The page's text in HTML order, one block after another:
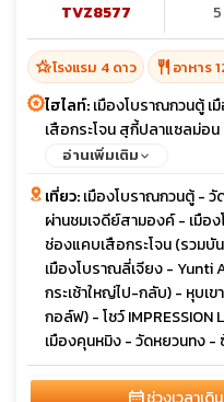
TVZ8577
hotel_classโรงแรม 4 ดาว restaurant อาหาร
ไฮไลท์:เมืองโบราณกวนตู้
เสือกระโจน สุกี้ปลาแซลม่อน
อ่านเพิ่มเติม
เที่ยว:เมืองโบราณกวนตู้ - วั
ผ่านชมเจดีย์สามองค์ - เมือ
ช่องแคบเสือกระโจน (รวม
เมืองโบราณลี่เจียง - Yunti
กระเช้าใหญ่ไป-กลับ) - หุบเ
กอล์ฟ) - โชว์ IMPRESSION
เมืองคุนหมิง - วัดหยวนทง -